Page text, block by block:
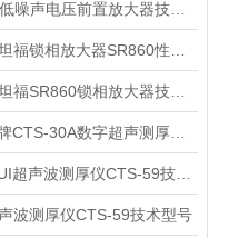
波测厚仪CTS-59技术型号